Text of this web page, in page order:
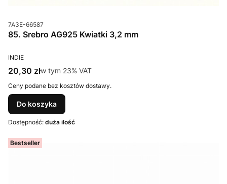
Kod produktu
7A3E-66587
85. Srebro AG925 Kwiatki 3,2 mm
PRODUCENT
INDIE
Cena brutto
20,30 złw tym %s VAT
w tym 23% VAT
Ceny podane bez kosztów dostawy.
Do koszyka
Dostępność: duża ilość
Bestseller